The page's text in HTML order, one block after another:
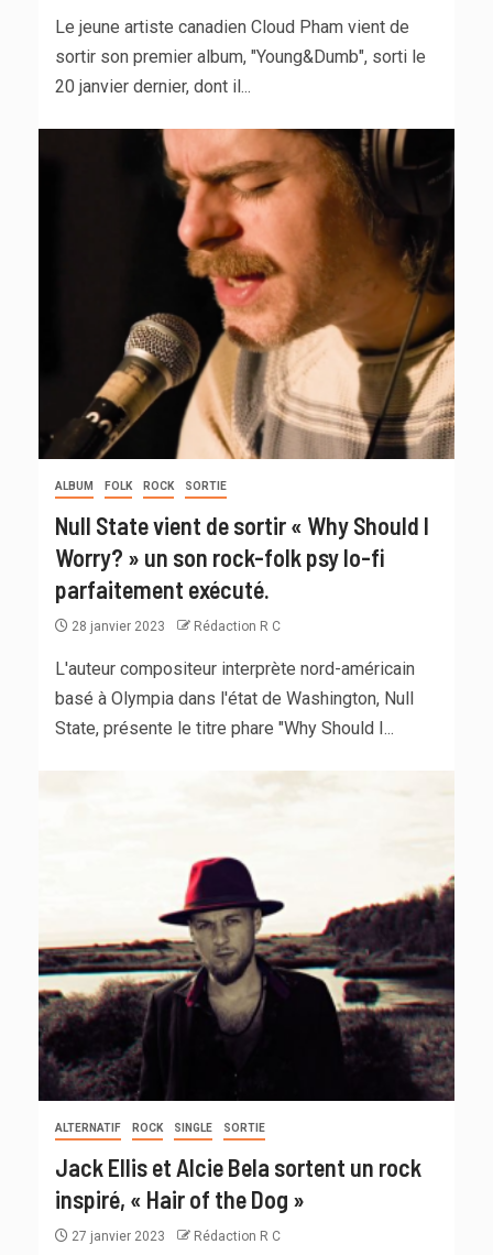
Le jeune artiste canadien Cloud Pham vient de
sortir son premier album, "Young&Dumb", sorti le
20 janvier dernier, dont il...
ALBUM FOLK ROCK SORTIE
Null State vient de sortir « Why Should I
Worry? » un son rock-folk psy lo-fi
parfaitement exécuté.
28 janvier 2023 Rédaction R C
L'auteur compositeur interprète nord-américain
basé à Olympia dans l'état de Washington, Null
State, présente le titre phare "Why Should I...
ALTERNATIF ROCK SINGLE SORTIE
Jack Ellis et Alcie Bela sortent un rock
inspiré, « Hair of the Dog »
27 janvier 2023 Rédaction R C